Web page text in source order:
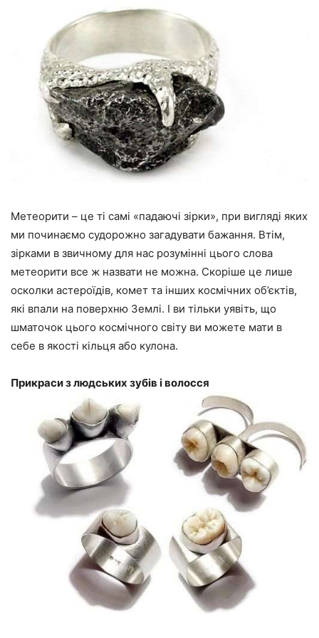
Метеорити – це ті самі «падаючі зірки», при вигляді яких
ми починаємо судорожно загадувати бажання. Втім,
зірками в звичному для нас розумінні цього слова
метеорити все ж назвати не можна. Скоріше це лише
осколки астероїдів, комет та інших космічних об’єктів,
які впали на поверхню Землі. І ви тільки уявіть, що
шматочок цього космічного світу ви можете мати в
себе в якості кільця або кулона.
Прикраси з людських зубів і волосся